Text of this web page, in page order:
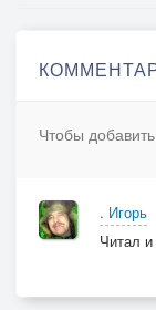
Кагда же
Где
С
Чтобы
. Игорь
Читал